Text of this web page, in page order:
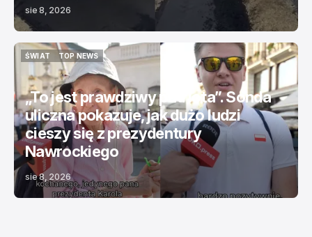
sie 8, 2026
ŚWIAT
ŚWIAT
TOP NEWS
TOP NEWS
„To jest prawdziwy patriota”. Sonda
uliczna pokazuje, jak dużo ludzi
cieszy się z prezydentury
Nawrockiego
sie 8, 2026